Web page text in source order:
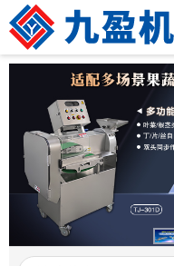
公司简介
产品展示
新闻资讯
成功案例
在线留言